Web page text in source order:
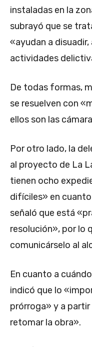
instaladas en la
subrayó que se
«ayudan a
actividades
De todas formas,
se resuelven con
ellos son las
Por otro lado, la
al proyecto de La
tienen ocho
difíciles» en
señaló que está
resolución», por lo
comunicárselo al
En cuanto a
indicó que lo
prórroga» y a partir
retomar la obra».